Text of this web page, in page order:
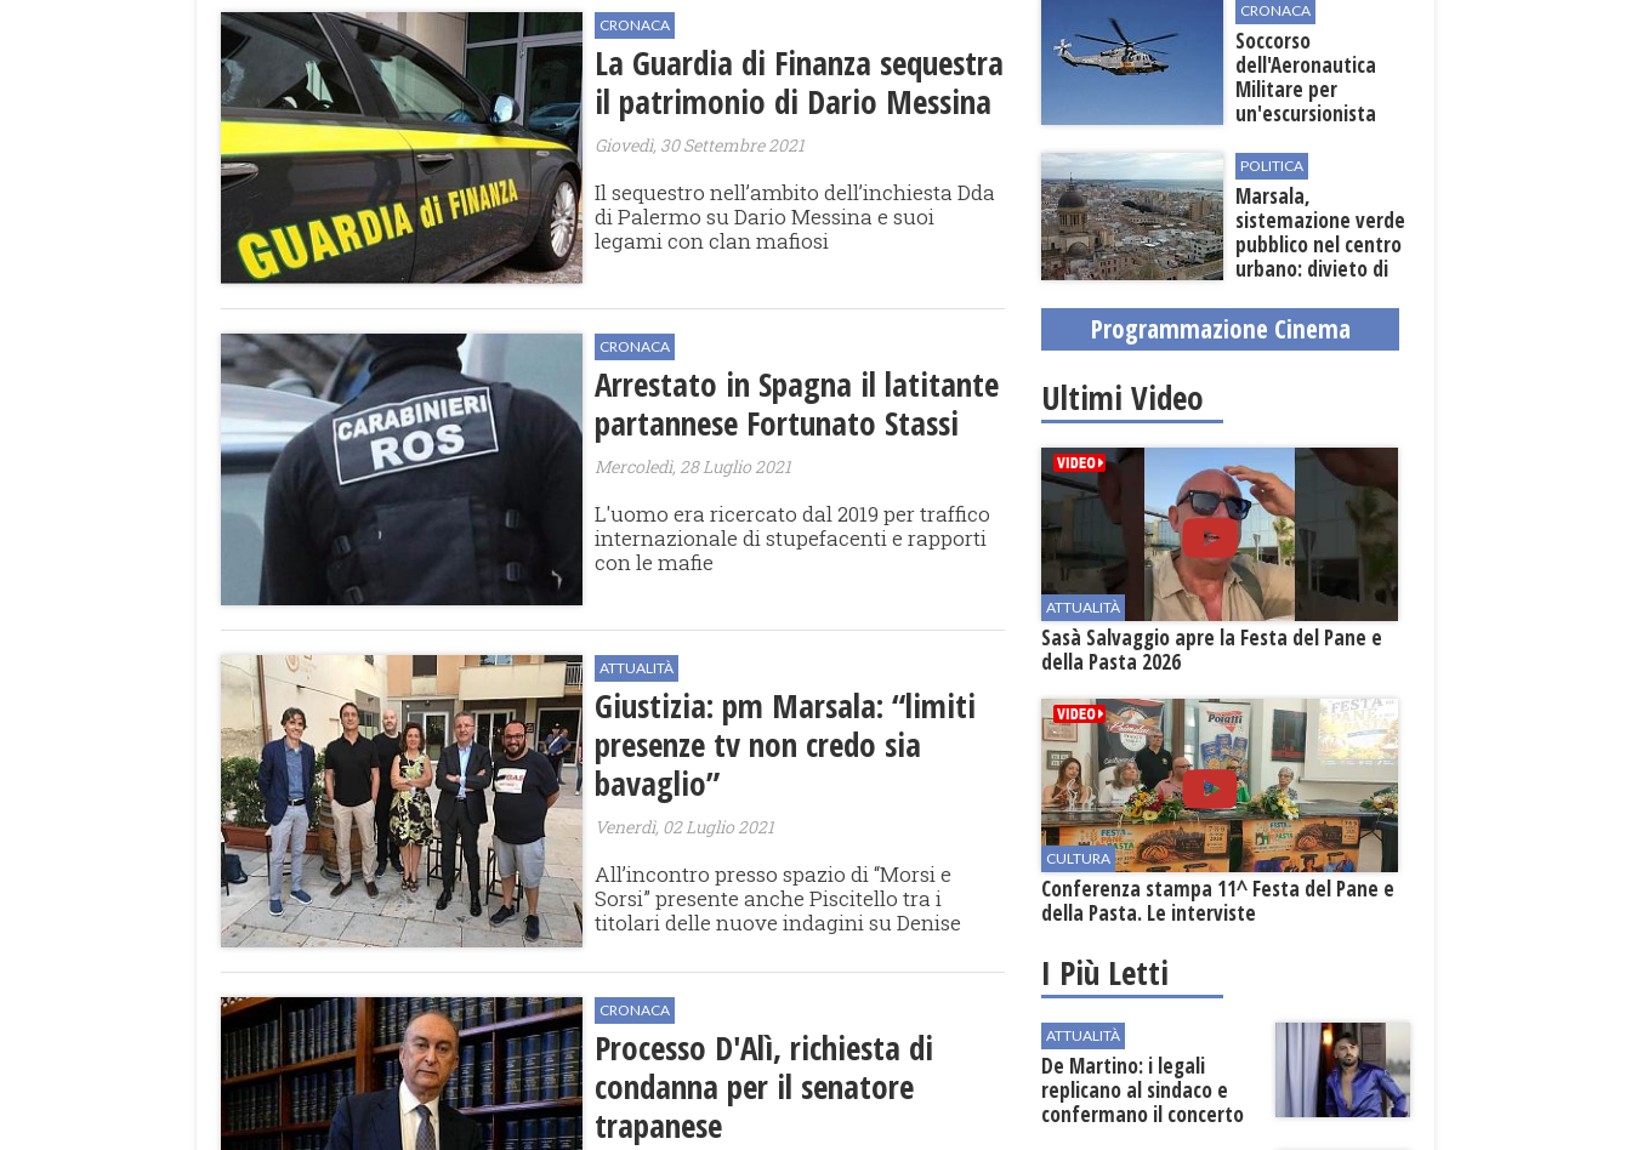
CRONACA
La Guardia di Finanza sequestra
il patrimonio di Dario Messina
Giovedì, 30 Settembre 2021
Il sequestro nell’ambito dell’inchiesta Dda
di Palermo su Dario Messina e suoi
legami con clan mafiosi
CRONACA
Arrestato in Spagna il latitante
partannese Fortunato Stassi
Mercoledì, 28 Luglio 2021
L'uomo era ricercato dal 2019 per traffico
internazionale di stupefacenti e rapporti
con le mafie
ATTUALITÀ
Giustizia: pm Marsala: “limiti
presenze tv non credo sia
bavaglio”
Venerdì, 02 Luglio 2021
All’incontro presso spazio di “Morsi e
Sorsi” presente anche Piscitello tra i
titolari delle nuove indagini su Denise
CRONACA
Processo D'Alì, richiesta di
condanna per il senatore
trapanese
CRONACA
Soccorso
dell'Aeronautica
Militare per
un'escursionista
dello Zingaro
POLITICA
Marsala,
sistemazione verde
pubblico nel centro
urbano: divieto di
interessate
Programmazione Cinema
Ultimi Video
ATTUALITÀ
Sasà Salvaggio apre la Festa del Pane e
della Pasta 2026
CULTURA
Conferenza stampa 11^ Festa del Pane e
della Pasta. Le interviste
I Più Letti
ATTUALITÀ
De Martino: i legali
replicano al sindaco e
confermano il concerto